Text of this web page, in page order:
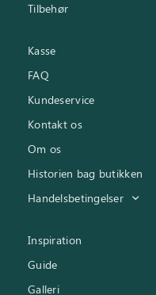
Tilbehør
Kasse
FAQ
Kundeservice
Kontakt os
Om os
Historien bag butikken
Handelsbetingelser
Inspiration
Guide
Galleri